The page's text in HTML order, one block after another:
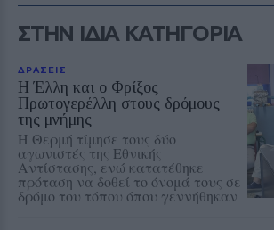
ΣΤΗΝ ΙΔΙΑ ΚΑΤΗΓΟΡΙΑ
ΔΡΑΣΕΙΣ
Η Έλλη και ο Φρίξος
Πρωτογερέλλη στους δρόμους
της μνήμης
Η Θερμή τίμησε τους δύο
αγωνιστές της Εθνικής
Αντίστασης, ενώ κατατέθηκε
πρόταση να δοθεί το όνομά τους σε
δρόμο του τόπου όπου γεννήθηκαν